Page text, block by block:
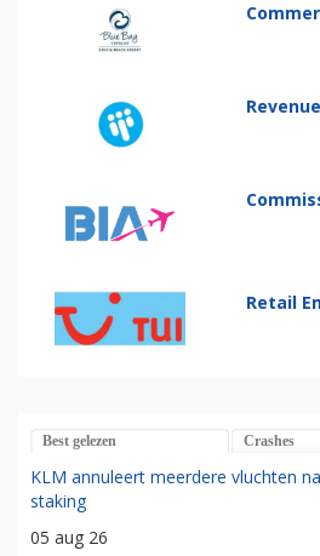
Retail
Best gelezen Crashes
KLM annuleert meerdere vluchten
staking
05 aug 26